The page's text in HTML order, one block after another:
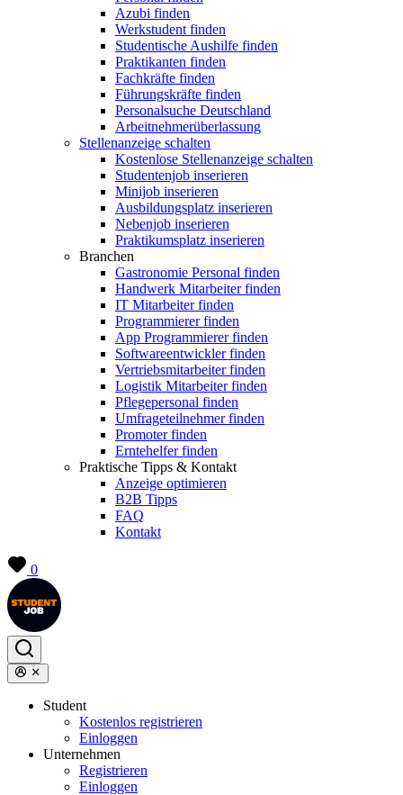
Azubi finden
Werkstudent finden
Studentische Aushilfe finden
Praktikanten finden
Fachkräfte finden
Führungskräfte finden
Personalsuche Deutschland
Arbeitnehmerüberlassung
Stellenanzeige schalten
Kostenlose Stellenanzeige schalten
Studentenjob inserieren
Minijob inserieren
Ausbildungsplatz inserieren
Nebenjob inserieren
Praktikumsplatz inserieren
Branchen
Gastronomie Personal finden
Handwerk Mitarbeiter finden
IT Mitarbeiter finden
Programmierer finden
App Programmierer finden
Softwareentwickler finden
Vertriebsmitarbeiter finden
Logistik Mitarbeiter finden
Pflegepersonal finden
Umfrageteilnehmer finden
Promoter finden
Erntehelfer finden
Praktische Tipps & Kontakt
Anzeige optimieren
B2B Tipps
FAQ
Kontakt
0
Student
Kostenlos registrieren
Einloggen
Unternehmen
Registrieren
Einloggen